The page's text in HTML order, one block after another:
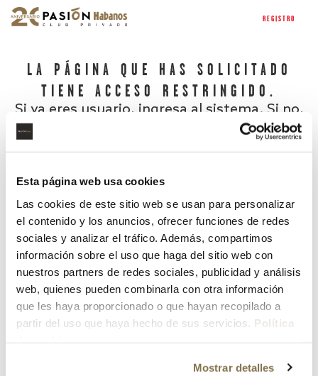
Esta página web usa cookies
Las cookies de este sitio web se usan para personalizar
el contenido y los anuncios, ofrecer funciones de redes
sociales y analizar el tráfico. Además, compartimos
información sobre el uso que haga del sitio web con
nuestros partners de redes sociales, publicidad y análisis
web, quienes pueden combinarla con otra información
que les haya proporcionado o que hayan recopilado a
partir del uso que haya hecho de sus servicios. Política
Mostrar detalles
REGISTRO
LA PÁGINA QUE HAS SOLICITADO
TIENE ACCESO RESTRINGIDO.
Si ya eres usuario, ingresa al sistema. Si no,
¿Has olvidado tu contraseña?